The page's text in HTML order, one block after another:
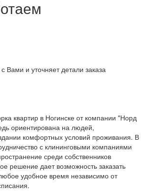
Вами и уточняет детали заказа
квартир в Ногинске от компании "Норд
ориентирована на людей,
комфортных условий проживания. В
с клининговыми компаниями
среди собственников
решение дает возможность заказать
удобное время независимо от